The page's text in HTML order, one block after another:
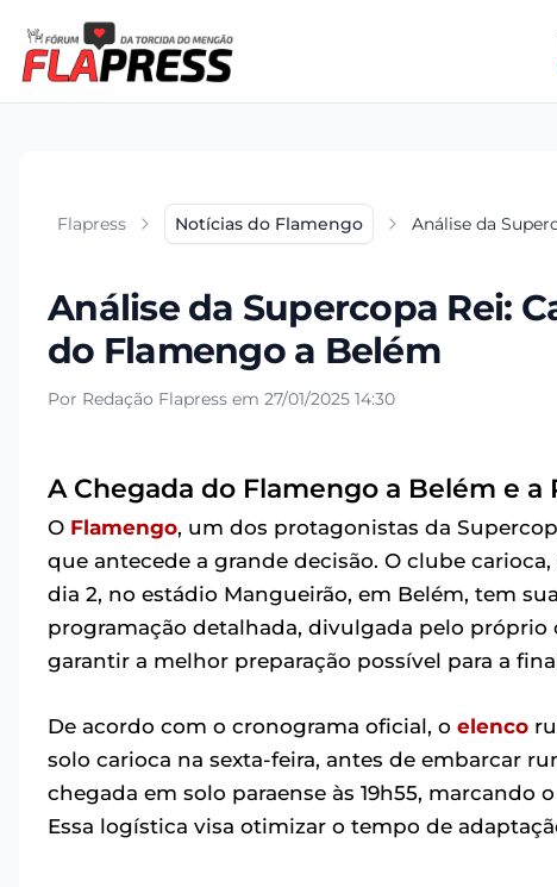
Flapress Notícias do Flamengo Análise da
Análise da Supercopa Rei:
do Flamengo a Belém
Por Redação Flapress em 27/01/2025 14:30
A Chegada do Flamengo a Belém e a
O Flamengo, um dos protagonistas da
que antecede a grande decisão. O clube
dia 2, no estádio Mangueirão, em Belém, tem
programação detalhada, divulgada pelo
garantir a melhor preparação possível para a
De acordo com o cronograma oficial, o elenco
solo carioca na sexta-feira, antes de embarcar
chegada em solo paraense às 19h55,
Essa logística visa otimizar o tempo de